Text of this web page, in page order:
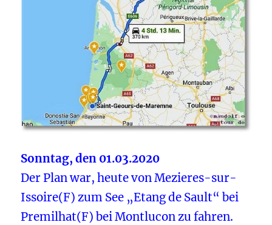
Sonntag, den 01.03.2020
Der Plan war, heute von Mezieres-sur-
Issoire(F) zum See „Etang de Sault“ bei
Premilhat(F) bei Montlucon zu fahren.